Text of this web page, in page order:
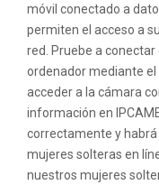
móvil conectado a
permiten el acceso a
red. Pruebe a
ordenador mediante el
acceder a la cámara
información en
correctamente y habrá
mujeres solteras en
nuestros mujeres